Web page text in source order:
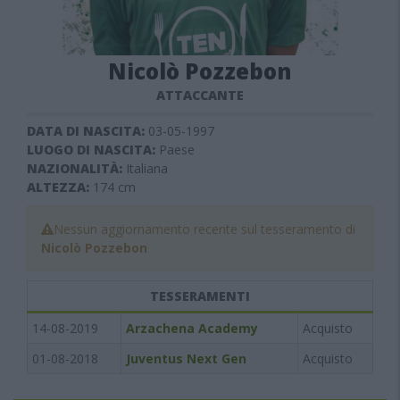
Nicolò Pozzebon
ATTACCANTE
DATA DI NASCITA: 03-05-1997
LUOGO DI NASCITA: Paese
NAZIONALITÀ: Italiana
ALTEZZA: 174 cm
Nessun aggiornamento recente sul tesseramento di
Nicolò Pozzebon
TESSERAMENTI
14-08-2019
Arzachena Academy
Acquisto
01-08-2018
Juventus Next Gen Acquisto